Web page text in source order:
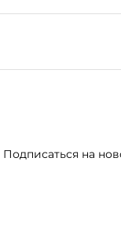
Подписаться на